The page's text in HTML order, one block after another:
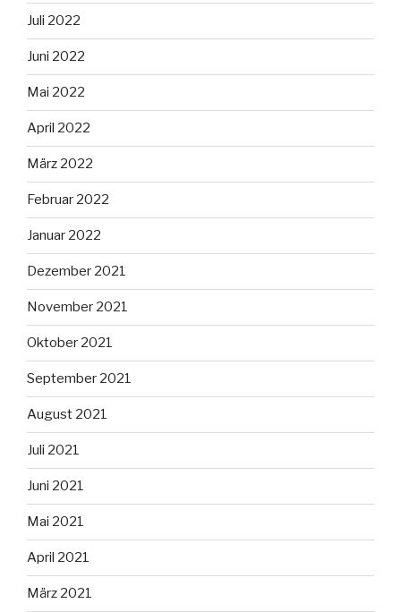
Juli 2022
Juni 2022
Mai 2022
April 2022
März 2022
Februar 2022
Januar 2022
Dezember 2021
November 2021
Oktober 2021
September 2021
August 2021
Juli 2021
Juni 2021
Mai 2021
April 2021
März 2021